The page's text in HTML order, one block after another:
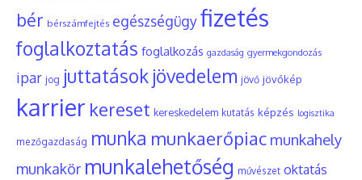
bér bérszámfejtés egészségügyfizetés
foglalkoztatás foglalkozás gazdaság gyermekgondozás
ipar jog juttatások jövedelem jövő jövőkép
karrier kereset kereskedelem kutatás képzés logisztika
mezőgazdaság munka munkaerőpiac munkahely
munkakör munkalehetőség művészet oktatás